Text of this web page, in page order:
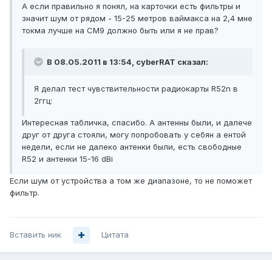
А если правильно я понял, на карточки есть фильтры и
значит шум от рядом - 15-25 метров ваймакса на 2,4 мне
токма лучше на CM9 должно быть или я не прав?
В 08.05.2011 в 13:54, cyberRAT сказал:
Я делал тест чувствительности радиокарты R52n в
2ггц:
Интересная табличка, спасибо. А антенны были, и далече
друг от друга стояли, могу попробовать у себян а ентой
недели, если не далеко антенки были, есть свободные
R52 и антенки 15-16 dBi
Если шум от устройства а том же диапазоне, то не поможет
фильтр.
Вставить ник Цитата